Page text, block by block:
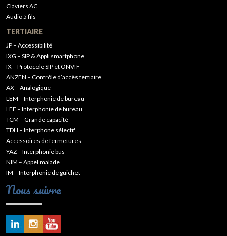
Claviers AC
Audio 5 fils
TERTIAIRE
JP – Accessibilité
IXG – SIP & Appli smartphone
IX – Protocole SIP et ONVIF
ANZEN – Contrôle d’accès tertiaire
AX – Analogique
LEM – Interphonie de bureau
LEF – Interphonie de bureau
TCM – Grande capacité
TDH – Interphone sélectif
Accessoires de fermetures
YAZ – Interphonie bus
NIM – Appel malade
IM – Interphonie de guichet
Nous suivre